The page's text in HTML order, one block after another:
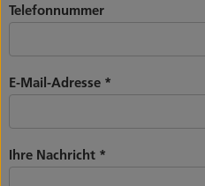
Telefonnummer
E-Mail-Adresse *
Ihre Nachricht *